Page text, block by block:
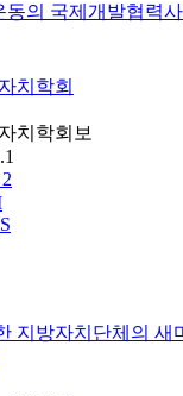
동의 국제개발협력
치학회
치학회보
2
지방자치단체의 새